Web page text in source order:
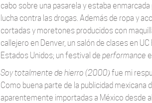
cabo sobre una pasarela y estaba
lucha contra las drogas. Además de ropa y
cortadas y moretones producidos con
callejero en Denver, un salón de clases en
Estados Unidos; un festival de performance
Soy totalmente de hierro (2000) fue mi
Como buena parte de la publicidad
aparentemente importadas a México desde